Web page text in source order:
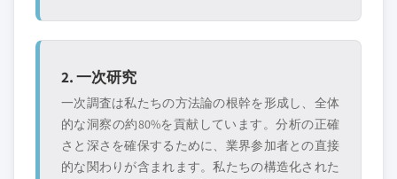
2. 一次研究
一次調査は私たちの方法論の根幹を形成し、全体
的な洞察の約80%を貢献しています。分析の正確
さと深さを確保するために、業界参加者との直接
的な関わりが含まれます。私たちの構造化された